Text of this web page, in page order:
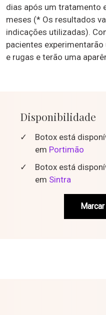
dias após um tratamento
meses (* Os resultados
indicações utilizadas).
pacientes
e rugas e terão uma
Disponibilidade
✓
Botox está
em Portimão
✓
Botox está
em Sintra